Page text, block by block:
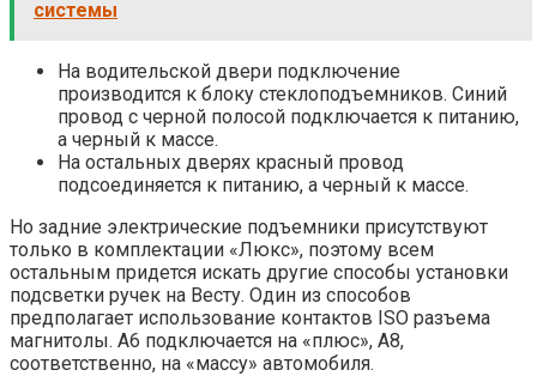
системы
На водительской двери подключение
производится к блоку стеклоподъемников. Синий
провод с черной полосой подключается к питанию,
а черный к массе.
На остальных дверях красный провод
подсоединяется к питанию, а черный к массе.
Но задние электрические подъемники присутствуют
только в комплектации «Люкс», поэтому всем
остальным придется искать другие способы установки
подсветки ручек на Весту. Один из способов
предполагает использование контактов ISO разъема
магнитолы. A6 подключается на «плюс», A8,
соответственно, на «массу» автомобиля.